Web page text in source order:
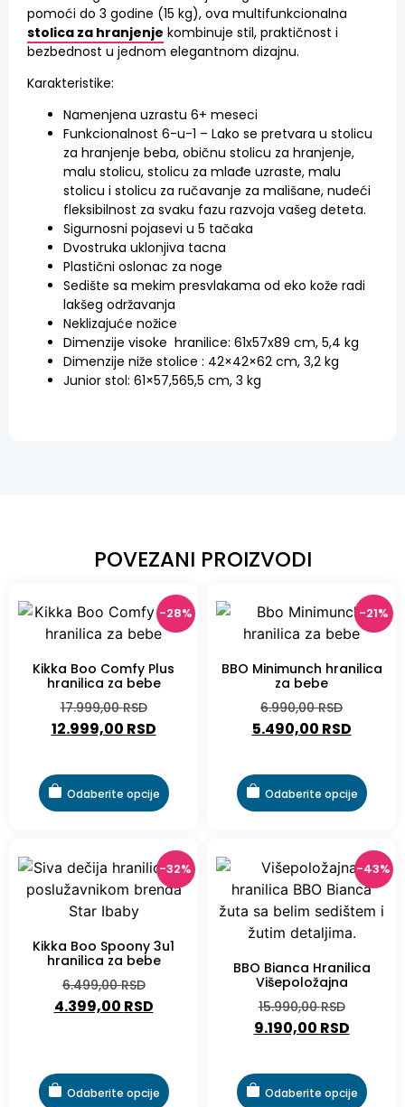
pomoći do 3 godine (15 kg), ova multifunkcionalna
stolica za hranjenje kombinuje stil, praktičnost i
bezbednost u jednom elegantnom dizajnu.
Karakteristike:
Namenjena uzrastu 6+ meseci
Funkcionalnost 6-u-1 – Lako se pretvara u stolicu
za hranjenje beba, običnu stolicu za hranjenje,
malu stolicu, stolicu za mlađe uzraste, malu
stolicu i stolicu za ručavanje za mališane, nudeći
fleksibilnost za svaku fazu razvoja vašeg deteta.
Sigurnosni pojasevi u 5 tačaka
Dvostruka uklonjiva tacna
Plastični oslonac za noge
Sedište sa mekim presvlakama od eko kože radi
lakšeg održavanja
Neklizajuće nožice
Dimenzije visoke hranilice: 61x57x89 cm, 5,4 kg
Dimenzije niže stolice : 42×42×62 cm, 3,2 kg
Junior stol: 61×57,565,5 cm, 3 kg
POVEZANI PROIZVODI
-28%
Kikka Boo Comfy Plus
hranilica za bebe
17.999,00RSD
12.999,00 RSD
Odaberite opcije
-21%
BBO Minimunch hranilica
za bebe
6.990,00RSD
5.490,00 RSD
Odaberite opcije
-32%
Kikka Boo Spoony 3u1
hranilica za bebe
6.499,00RSD
4.399,00 RSD
Odaberite opcije
-43%
BBO Bianca Hranilica
Višepoložajna
15.990,00RSD
9.190,00 RSD
Odaberite opcije